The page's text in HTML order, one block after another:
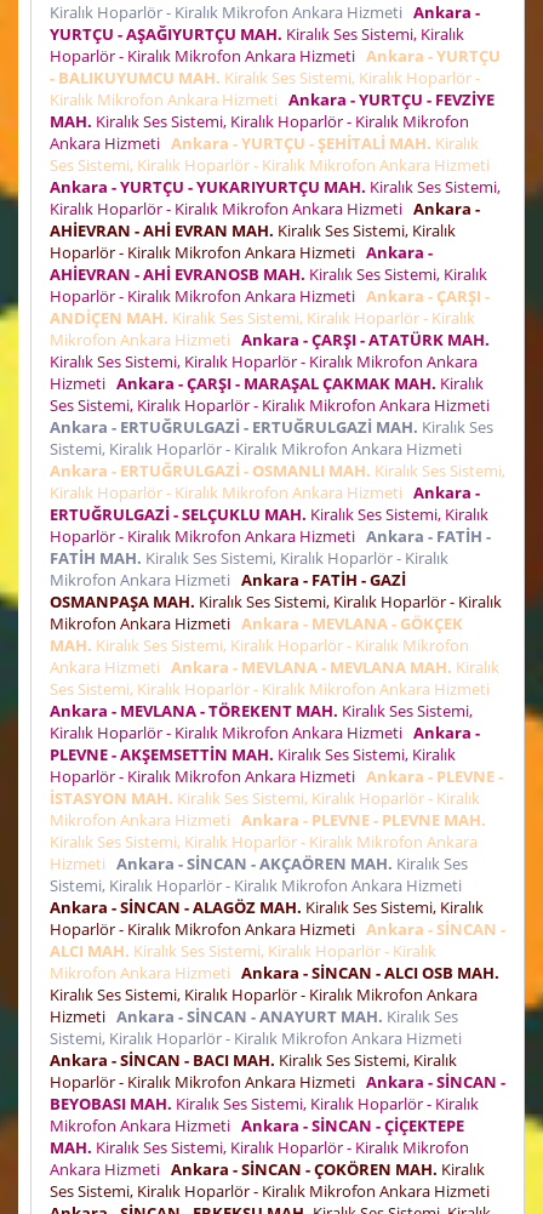
Kiralık Hoparlör - Kiralık Mikrofon Ankara Hizmeti Ankara -
YURTÇU - AŞAĞIYURTÇU MAH. Kiralık Ses Sistemi, Kiralık
Hoparlör - Kiralık Mikrofon Ankara Hizmeti Ankara - YURTÇU
- BALIKUYUMCU MAH. Kiralık Ses Sistemi, Kiralık Hoparlör -
Kiralık Mikrofon Ankara Hizmeti Ankara - YURTÇU - FEVZİYE
MAH. Kiralık Ses Sistemi, Kiralık Hoparlör - Kiralık Mikrofon
Ankara Hizmeti Ankara - YURTÇU - ŞEHİTALİ MAH. Kiralık
Ses Sistemi, Kiralık Hoparlör - Kiralık Mikrofon Ankara Hizmeti
Ankara - YURTÇU - YUKARIYURTÇU MAH. Kiralık Ses Sistemi,
Kiralık Hoparlör - Kiralık Mikrofon Ankara Hizmeti Ankara -
AHİEVRAN - AHİ EVRAN MAH. Kiralık Ses Sistemi, Kiralık
Hoparlör - Kiralık Mikrofon Ankara Hizmeti Ankara -
AHİEVRAN - AHİ EVRANOSB MAH. Kiralık Ses Sistemi, Kiralık
Hoparlör - Kiralık Mikrofon Ankara Hizmeti Ankara - ÇARŞI -
ANDİÇEN MAH. Kiralık Ses Sistemi, Kiralık Hoparlör - Kiralık
Mikrofon Ankara Hizmeti Ankara - ÇARŞI - ATATÜRK MAH.
Kiralık Ses Sistemi, Kiralık Hoparlör - Kiralık Mikrofon Ankara
Hizmeti Ankara - ÇARŞI - MARAŞAL ÇAKMAK MAH. Kiralık
Ses Sistemi, Kiralık Hoparlör - Kiralık Mikrofon Ankara Hizmeti
Ankara - ERTUĞRULGAZİ - ERTUĞRULGAZİ MAH. Kiralık Ses
Sistemi, Kiralık Hoparlör - Kiralık Mikrofon Ankara Hizmeti
Ankara - ERTUĞRULGAZİ - OSMANLI MAH. Kiralık Ses Sistemi,
Kiralık Hoparlör - Kiralık Mikrofon Ankara Hizmeti Ankara -
ERTUĞRULGAZİ - SELÇUKLU MAH. Kiralık Ses Sistemi, Kiralık
Hoparlör - Kiralık Mikrofon Ankara Hizmeti Ankara - FATİH -
FATİH MAH. Kiralık Ses Sistemi, Kiralık Hoparlör - Kiralık
Mikrofon Ankara Hizmeti Ankara - FATİH - GAZİ
OSMANPAŞA MAH. Kiralık Ses Sistemi, Kiralık Hoparlör - Kiralık
Mikrofon Ankara Hizmeti Ankara - MEVLANA - GÖKÇEK
MAH. Kiralık Ses Sistemi, Kiralık Hoparlör - Kiralık Mikrofon
Ankara Hizmeti Ankara - MEVLANA - MEVLANA MAH. Kiralık
Ses Sistemi, Kiralık Hoparlör - Kiralık Mikrofon Ankara Hizmeti
Ankara - MEVLANA - TÖREKENT MAH. Kiralık Ses Sistemi,
Kiralık Hoparlör - Kiralık Mikrofon Ankara Hizmeti Ankara -
PLEVNE - AKŞEMSETTİN MAH. Kiralık Ses Sistemi, Kiralık
Hoparlör - Kiralık Mikrofon Ankara Hizmeti Ankara - PLEVNE -
İSTASYON MAH. Kiralık Ses Sistemi, Kiralık Hoparlör - Kiralık
Mikrofon Ankara Hizmeti Ankara - PLEVNE - PLEVNE MAH.
Kiralık Ses Sistemi, Kiralık Hoparlör - Kiralık Mikrofon Ankara
Hizmeti Ankara - SİNCAN - AKÇAÖREN MAH. Kiralık Ses
Sistemi, Kiralık Hoparlör - Kiralık Mikrofon Ankara Hizmeti
Ankara - SİNCAN - ALAGÖZ MAH. Kiralık Ses Sistemi, Kiralık
Hoparlör - Kiralık Mikrofon Ankara Hizmeti Ankara - SİNCAN -
ALCI MAH. Kiralık Ses Sistemi, Kiralık Hoparlör - Kiralık
Mikrofon Ankara Hizmeti Ankara - SİNCAN - ALCI OSB MAH.
Kiralık Ses Sistemi, Kiralık Hoparlör - Kiralık Mikrofon Ankara
Hizmeti Ankara - SİNCAN - ANAYURT MAH. Kiralık Ses
Sistemi, Kiralık Hoparlör - Kiralık Mikrofon Ankara Hizmeti
Ankara - SİNCAN - BACI MAH. Kiralık Ses Sistemi, Kiralık
Hoparlör - Kiralık Mikrofon Ankara Hizmeti Ankara - SİNCAN -
BEYOBASI MAH. Kiralık Ses Sistemi, Kiralık Hoparlör - Kiralık
Mikrofon Ankara Hizmeti Ankara - SİNCAN - ÇİÇEKTEPE
MAH. Kiralık Ses Sistemi, Kiralık Hoparlör - Kiralık Mikrofon
Ankara Hizmeti Ankara - SİNCAN - ÇOKÖREN MAH. Kiralık
Ses Sistemi, Kiralık Hoparlör - Kiralık Mikrofon Ankara Hizmeti